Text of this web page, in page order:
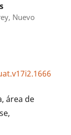
Nuevo
área de